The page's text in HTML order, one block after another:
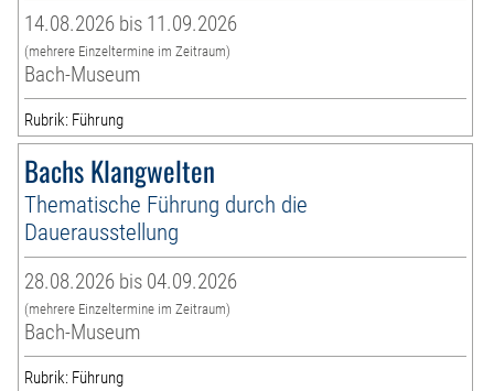
14.08.2026 bis 11.09.2026
(mehrere Einzeltermine im Zeitraum)
Bach-Museum
Rubrik: Führung
Bachs Klangwelten
Thematische Führung durch die
Dauerausstellung
28.08.2026 bis 04.09.2026
(mehrere Einzeltermine im Zeitraum)
Bach-Museum
Rubrik: Führung